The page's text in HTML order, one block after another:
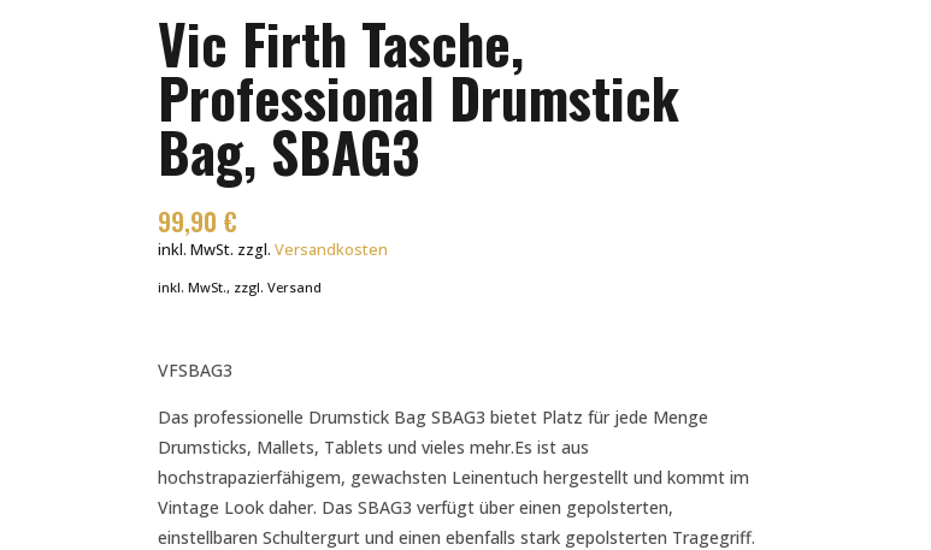
Vic Firth Tasche,
Professional Drumstick
Bag, SBAG3
99,90 €
inkl. MwSt. zzgl. Versandkosten
inkl. MwSt., zzgl. Versand
VFSBAG3
Das professionelle Drumstick Bag SBAG3 bietet Platz für jede Menge
Drumsticks, Mallets, Tablets und vieles mehr.Es ist aus
hochstrapazierfähigem, gewachsten Leinentuch hergestellt und kommt im
Vintage Look daher. Das SBAG3 verfügt über einen gepolsterten,
einstellbaren Schultergurt und einen ebenfalls stark gepolsterten Tragegriff.